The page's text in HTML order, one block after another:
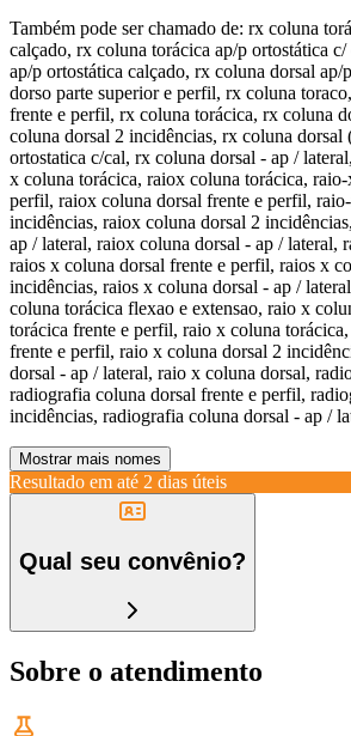
Também pode ser chamado de: rx coluna
calçado, rx coluna torácica ap/p ortostática
ap/p ortostática calçado, rx coluna dorsal ap/
dorso parte superior e perfil, rx coluna
frente e perfil, rx coluna torácica, rx coluna
coluna dorsal 2 incidências, rx coluna dorsal
ortostatica c/cal, rx coluna dorsal - ap /
x coluna torácica, raiox coluna torácica,
perfil, raiox coluna dorsal frente e perfil,
incidências, raiox coluna dorsal 2
ap / lateral, raiox coluna dorsal - ap / lateral,
raios x coluna dorsal frente e perfil, raios x
incidências, raios x coluna dorsal - ap /
coluna torácica flexao e extensao, raio x
torácica frente e perfil, raio x coluna
frente e perfil, raio x coluna dorsal 2
dorsal - ap / lateral, raio x coluna dorsal,
radiografia coluna dorsal frente e perfil,
incidências, radiografia coluna dorsal - ap /
Mostrar mais nomes
Resultado em até 2 dias úteis
Qual seu convênio?
Sobre o atendimento